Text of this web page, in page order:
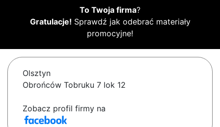
To Twoja firma?
Gratulacje! Sprawdź jak odebrać materiały
promocyjne!
Olsztyn
Obrońców Tobruku 7 lok 12
Zobacz profil firmy na